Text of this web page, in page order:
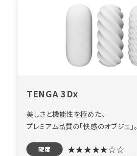
TENGA 3Dx
美しさと機能性を極めた、
プレミアム品質の「快感のオブジェ」。
硬度 ★★★★★☆☆